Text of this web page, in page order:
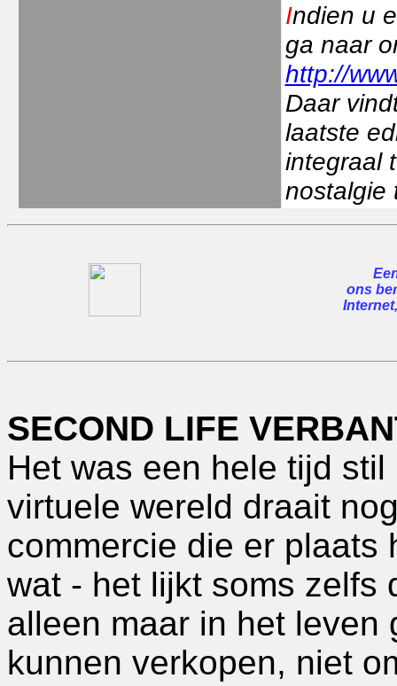
Indien u
ga naar
http://
Daar
laatste
integraal
nostalgie
ons
SECOND LIFE
Het was een hele tijd
virtuele wereld draait
commercie die er plaats
wat - het lijkt soms zelfs
alleen maar in het leven
kunnen verkopen, niet